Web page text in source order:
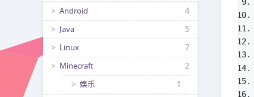
Android
4
Java
5
Linux
7
Minecraft
2
娱乐
1